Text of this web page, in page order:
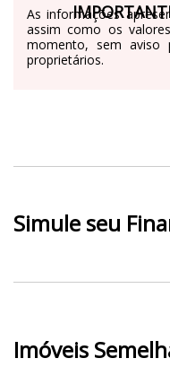
As informações
assim como os
momento, sem aviso
proprietários.
Simule seu
Imóveis